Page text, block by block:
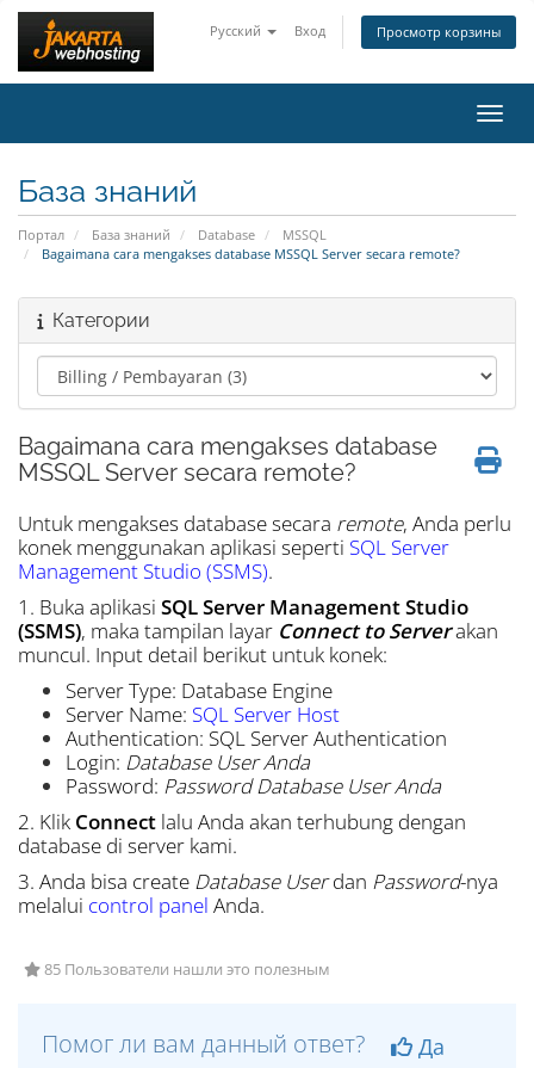
Русский Вход Просмотр корзины
База знаний
Портал База знаний Database
MSSQL
Bagaimana cara mengakses database MSSQL Server secara remote?
Категории
Bagaimana cara mengakses database
MSSQL Server secara remote?
Untuk mengakses database secara remote, Anda perlu
konek menggunakan aplikasi seperti SQL Server
Management Studio (SSMS).
1. Buka aplikasi SQL Server Management Studio
(SSMS), maka tampilan layar Connect to Serverakan
muncul. Input detail berikut untuk konek:
Server Type: Database Engine
Server Name: SQL Server Host
Authentication: SQL Server Authentication
Login: Database User Anda
Password: Password Database User Anda
2. Klik Connect lalu Anda akan terhubung dengan
database di server kami.
3. Anda bisa create Database Userdan Password-nya
melalui control panel Anda.
85 Пользователи нашли это полезным
Помог ли вам данный ответ?
Да